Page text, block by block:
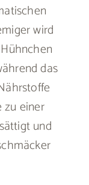
wird
das
zu einer
und